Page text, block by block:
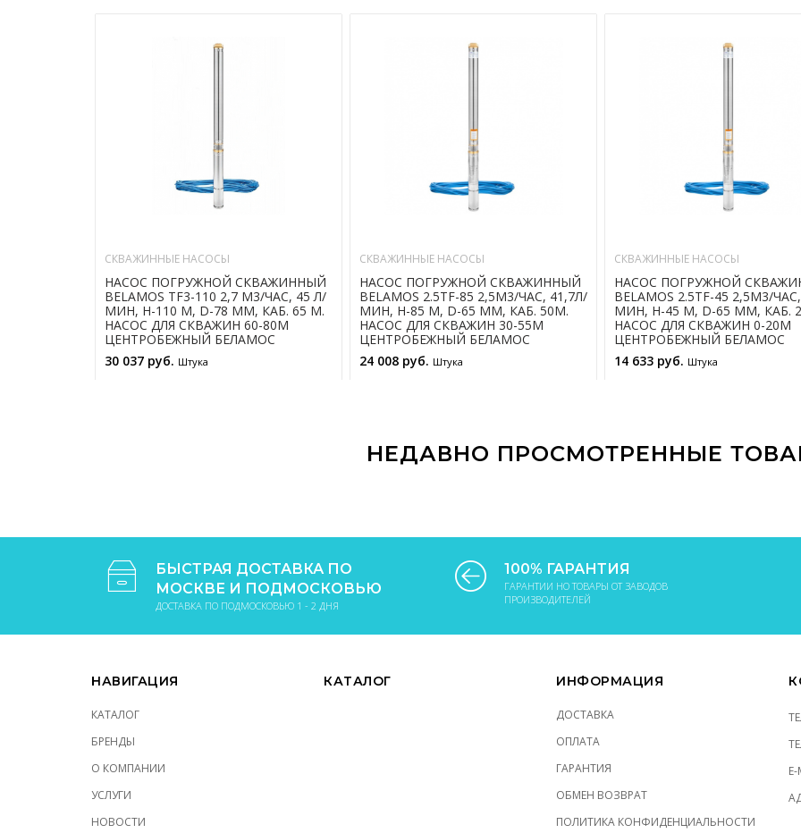
СКВАЖИННЫЕ НАСОСЫ
НАСОС ПОГРУЖНОЙ СКВАЖИННЫЙ
BELAMOS TF3-110 2,7 М3/ЧАС, 45 Л/
МИН, Н-110 М, D-78 ММ, КАБ. 65 М.
НАСОС ДЛЯ СКВАЖИН 60-80М
ЦЕНТРОБЕЖНЫЙ БЕЛАМОС
30 037 руб. Штука
СКВАЖИННЫЕ НАСОСЫ
НАСОС ПОГРУЖНОЙ СКВАЖИННЫЙ
BELAMOS 2.5TF-85 2,5М3/ЧАС, 41,7Л/
МИН, Н-85 М, D-65 ММ, КАБ. 50М.
НАСОС ДЛЯ СКВАЖИН 30-55М
ЦЕНТРОБЕЖНЫЙ БЕЛАМОС
24 008 руб. Штука
СКВАЖИННЫЕ НАСОСЫ
НАСОС ПОГРУЖНОЙ
BELAMOS 2.5TF-45 2,5М3/
МИН, Н-45 М, D-65 ММ, КАБ.
НАСОС ДЛЯ СКВАЖИН 0-20М
ЦЕНТРОБЕЖНЫЙ БЕЛАМОС
14 633 руб. Штука
НЕДАВНО ПРОСМОТРЕННЫЕ
БЫСТРАЯ ДОСТАВКА ПО
МОСКВЕ И ПОДМОСКОВЬЮ
ДОСТАВКА ПО ПОДМОСКОВЬЮ 1 - 2 ДНЯ
100% ГАРАНТИЯ
ГАРАНТИИ НО ТОВАРЫ ОТ ЗАВОДОВ
ПРОИЗВОДИТЕЛЕЙ
НАВИГАЦИЯ
КАТАЛОГ
БРЕНДЫ
О КОМПАНИИ
УСЛУГИ
НОВОСТИ
КАТАЛОГ ИНФОРМАЦИЯ
ДОСТАВКА
ОПЛАТА
ГАРАНТИЯ
ОБМЕН ВОЗВРАТ
ПОЛИТИКА КОНФИДЕНЦИАЛЬНОСТИ